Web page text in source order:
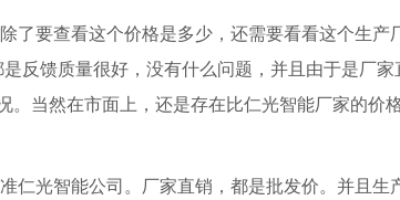
了要查看这个价格是多少，还需要看看这个生产
反馈质量很好，没有什么问题，并且由于是厂
。当然在市面上，还是存在比仁光智能厂家的价
仁光智能公司。厂家直销，都是批发价。并且生